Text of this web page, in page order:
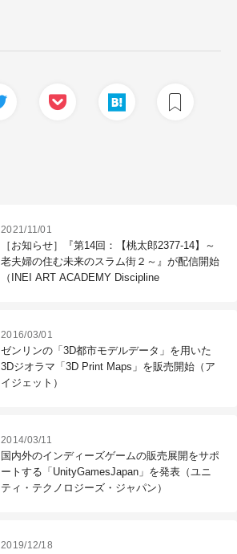
2021/11/01
［お知らせ］『第14回：【桃太郎2377-14】～
老夫婦の住む未来のスラム街２～』が配信開始
（INEI ART ACADEMY Discipline
2016/03/01
ゼンリンの「3D都市モデルデータ」を用いた
3Dジオラマ「3D Print Maps」を販売開始（ア
イジェット）
2014/03/11
国内外のインディーズゲームの販売展開をサポ
ートする「UnityGamesJapan」を発表（ユニ
ティ・テクノロジーズ・ジャパン）
2019/12/18